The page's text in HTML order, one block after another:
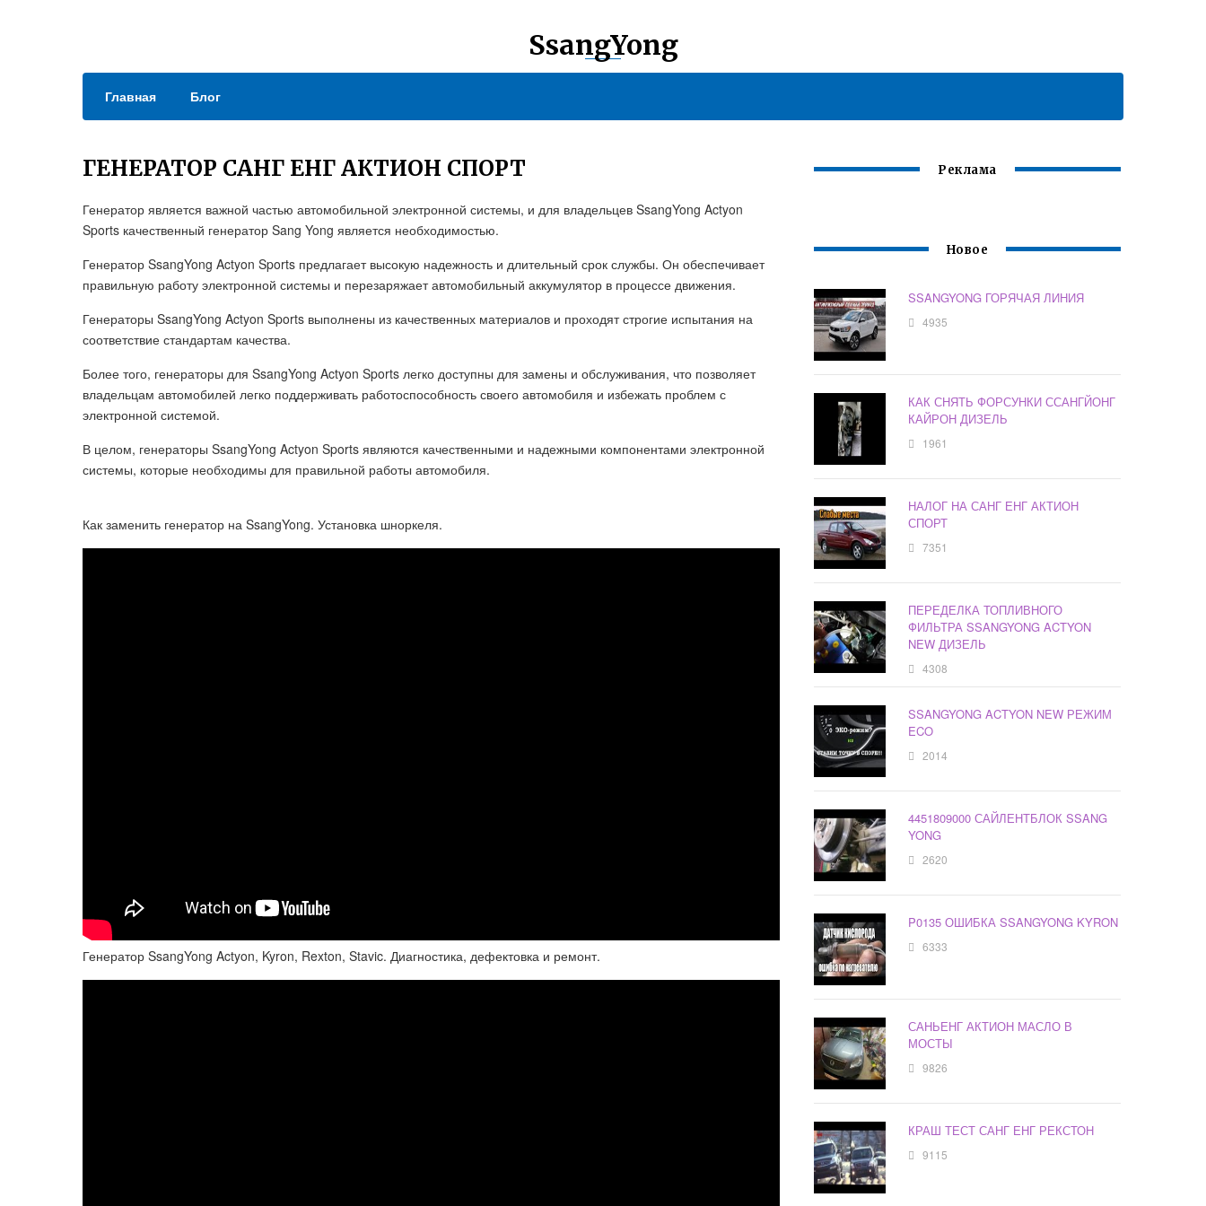
SsangYong
Главная Блог
ГЕНЕРАТОР САНГ ЕНГ АКТИОН СПОРТ
Генератор является важной частью автомобильной электронной системы, и для владельцев SsangYong Actyon
Sports качественный генератор Sang Yong является необходимостью.
Генератор SsangYong Actyon Sports предлагает высокую надежность и длительный срок службы. Он обеспечивает
правильную работу электронной системы и перезаряжает автомобильный аккумулятор в процессе движения.
Генераторы SsangYong Actyon Sports выполнены из качественных материалов и проходят строгие испытания на
соответствие стандартам качества.
Более того, генераторы для SsangYong Actyon Sports легко доступны для замены и обслуживания, что позволяет
владельцам автомобилей легко поддерживать работоспособность своего автомобиля и избежать проблем с
электронной системой.
В целом, генераторы SsangYong Actyon Sports являются качественными и надежными компонентами электронной
системы, которые необходимы для правильной работы автомобиля.
Как заменить генератор на SsangYong. Установка шноркеля.
Генератор SsangYong Actyon, Kyron, Rexton, Stavic. Диагностика, дефектовка и ремонт.
Реклама
Новое
SSANGYONG ГОРЯЧАЯ ЛИНИЯ
4935
КАК СНЯТЬ ФОРСУНКИ ССАНГЙОНГ
КАЙРОН ДИЗЕЛЬ
1961
НАЛОГ НА САНГ ЕНГ АКТИОН
СПОРТ
7351
ПЕРЕДЕЛКА ТОПЛИВНОГО
ФИЛЬТРА SSANGYONG ACTYON
NEW ДИЗЕЛЬ
4308
SSANGYONG ACTYON NEW РЕЖИМ
ECO
2014
4451809000 САЙЛЕНТБЛОК SSANG
YONG
2620
P0135 ОШИБКА SSANGYONG KYRON
6333
САНЬЕНГ АКТИОН МАСЛО В
МОСТЫ
9826
КРАШ ТЕСТ САНГ ЕНГ РЕКСТОН
9115